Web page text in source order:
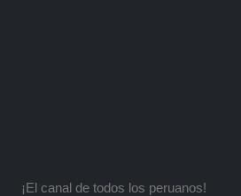
¡El canal de todos los peruanos!